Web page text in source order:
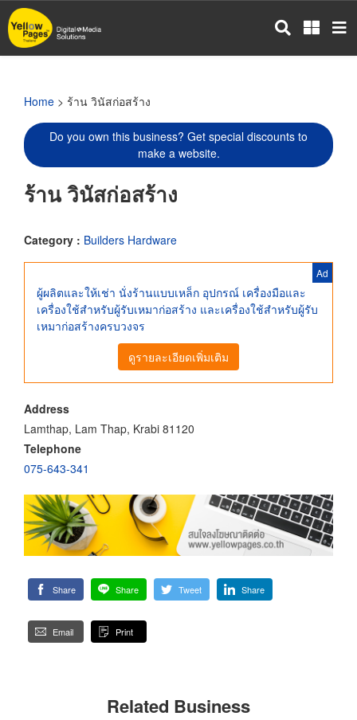
Skip
to
main
Home > ร้าน วินัสก่อสร้าง
Do you own this business? Get special discounts to
make a website.
ร้าน วินัสก่อสร้าง
Category : Builders Hardware
Ad
ผู้ผลิตและให้เช่า นั่งร้านแบบเหล็ก อุปกรณ์ เครื่องมือและ
เครื่องใช้สำหรับผู้รับเหมาก่อสร้าง และเครื่องใช้สำหรับผู้รับ
เหมาก่อสร้างครบวงจร
ดูรายละเอียดเพิ่มเติม
Address
Lamthap, Lam Thap, Krabi 81120
Telephone
075-643-341
Share Share Tweet Share
Email Print
Related Business